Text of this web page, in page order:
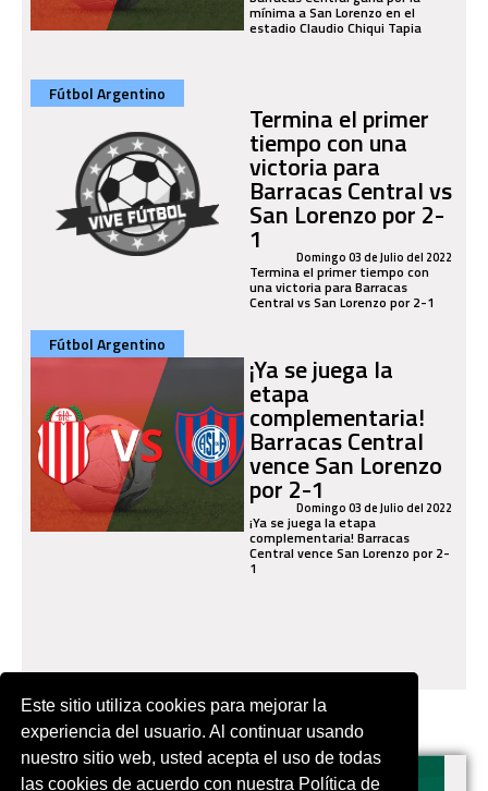
Este sitio utiliza cookies para mejorar la
experiencia del usuario. Al continuar usando
nuestro sitio web, usted acepta el uso de todas
las cookies de acuerdo con nuestra Política de
mínima a San Lorenzo en el
estadio Claudio Chiqui Tapia
Fútbol Argentino
Termina el primer
tiempo con una
victoria para
Barracas Central vs
San Lorenzo por 2-
1 Domingo 03 de Julio del 2022
Termina el primer tiempo con
una victoria para Barracas
Central vs San Lorenzo por 2-1
Fútbol Argentino
¡Ya se juega la
etapa
complementaria!
Barracas Central
vence San Lorenzo
por 2-1Domingo 03 de Julio del 2022
¡Ya se juega la etapa
complementaria! Barracas
Central vence San Lorenzo por 2-
1